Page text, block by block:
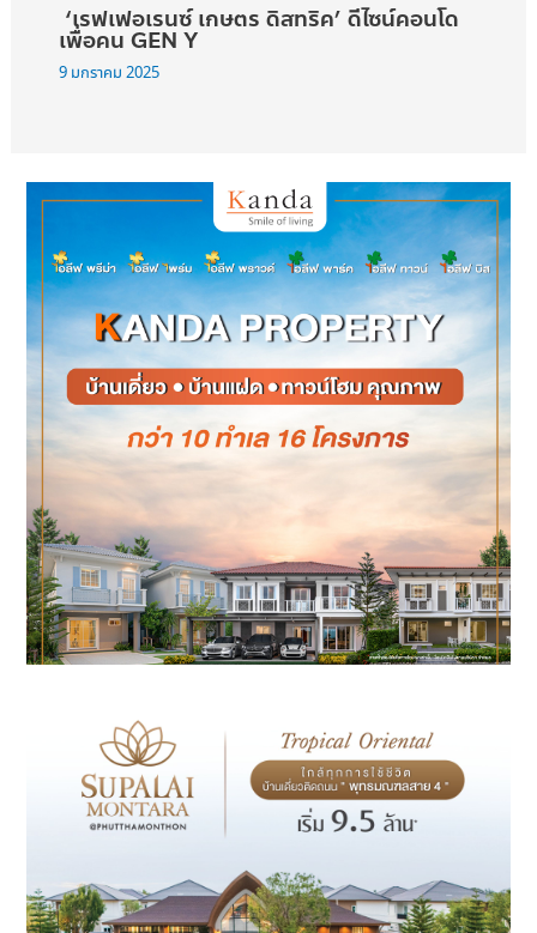
‘เรฟเฟอเรนซ์ เกษตร ดิสทริค’ ดีไซน์คอนโด
เพื่อคน GEN Y
9 มกราคม 2025